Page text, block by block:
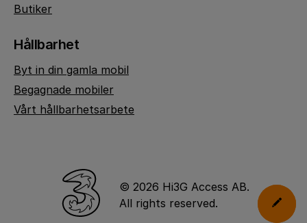
Butiker
Hållbarhet
Byt in din gamla mobil
Begagnade mobiler
Vårt hållbarhetsarbete
© 2026 Hi3G Access AB.
All rights reserved.